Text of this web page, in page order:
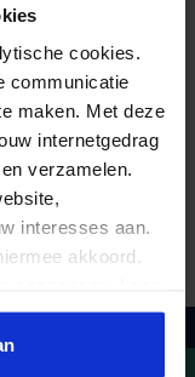
cookies.
communicatie
maken. Met deze
internetgedrag
verzamelen.
interesses aan.
akkoord.